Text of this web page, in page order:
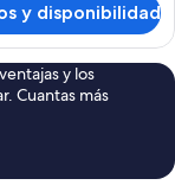
y disponibilidad
y los
Cuantas más